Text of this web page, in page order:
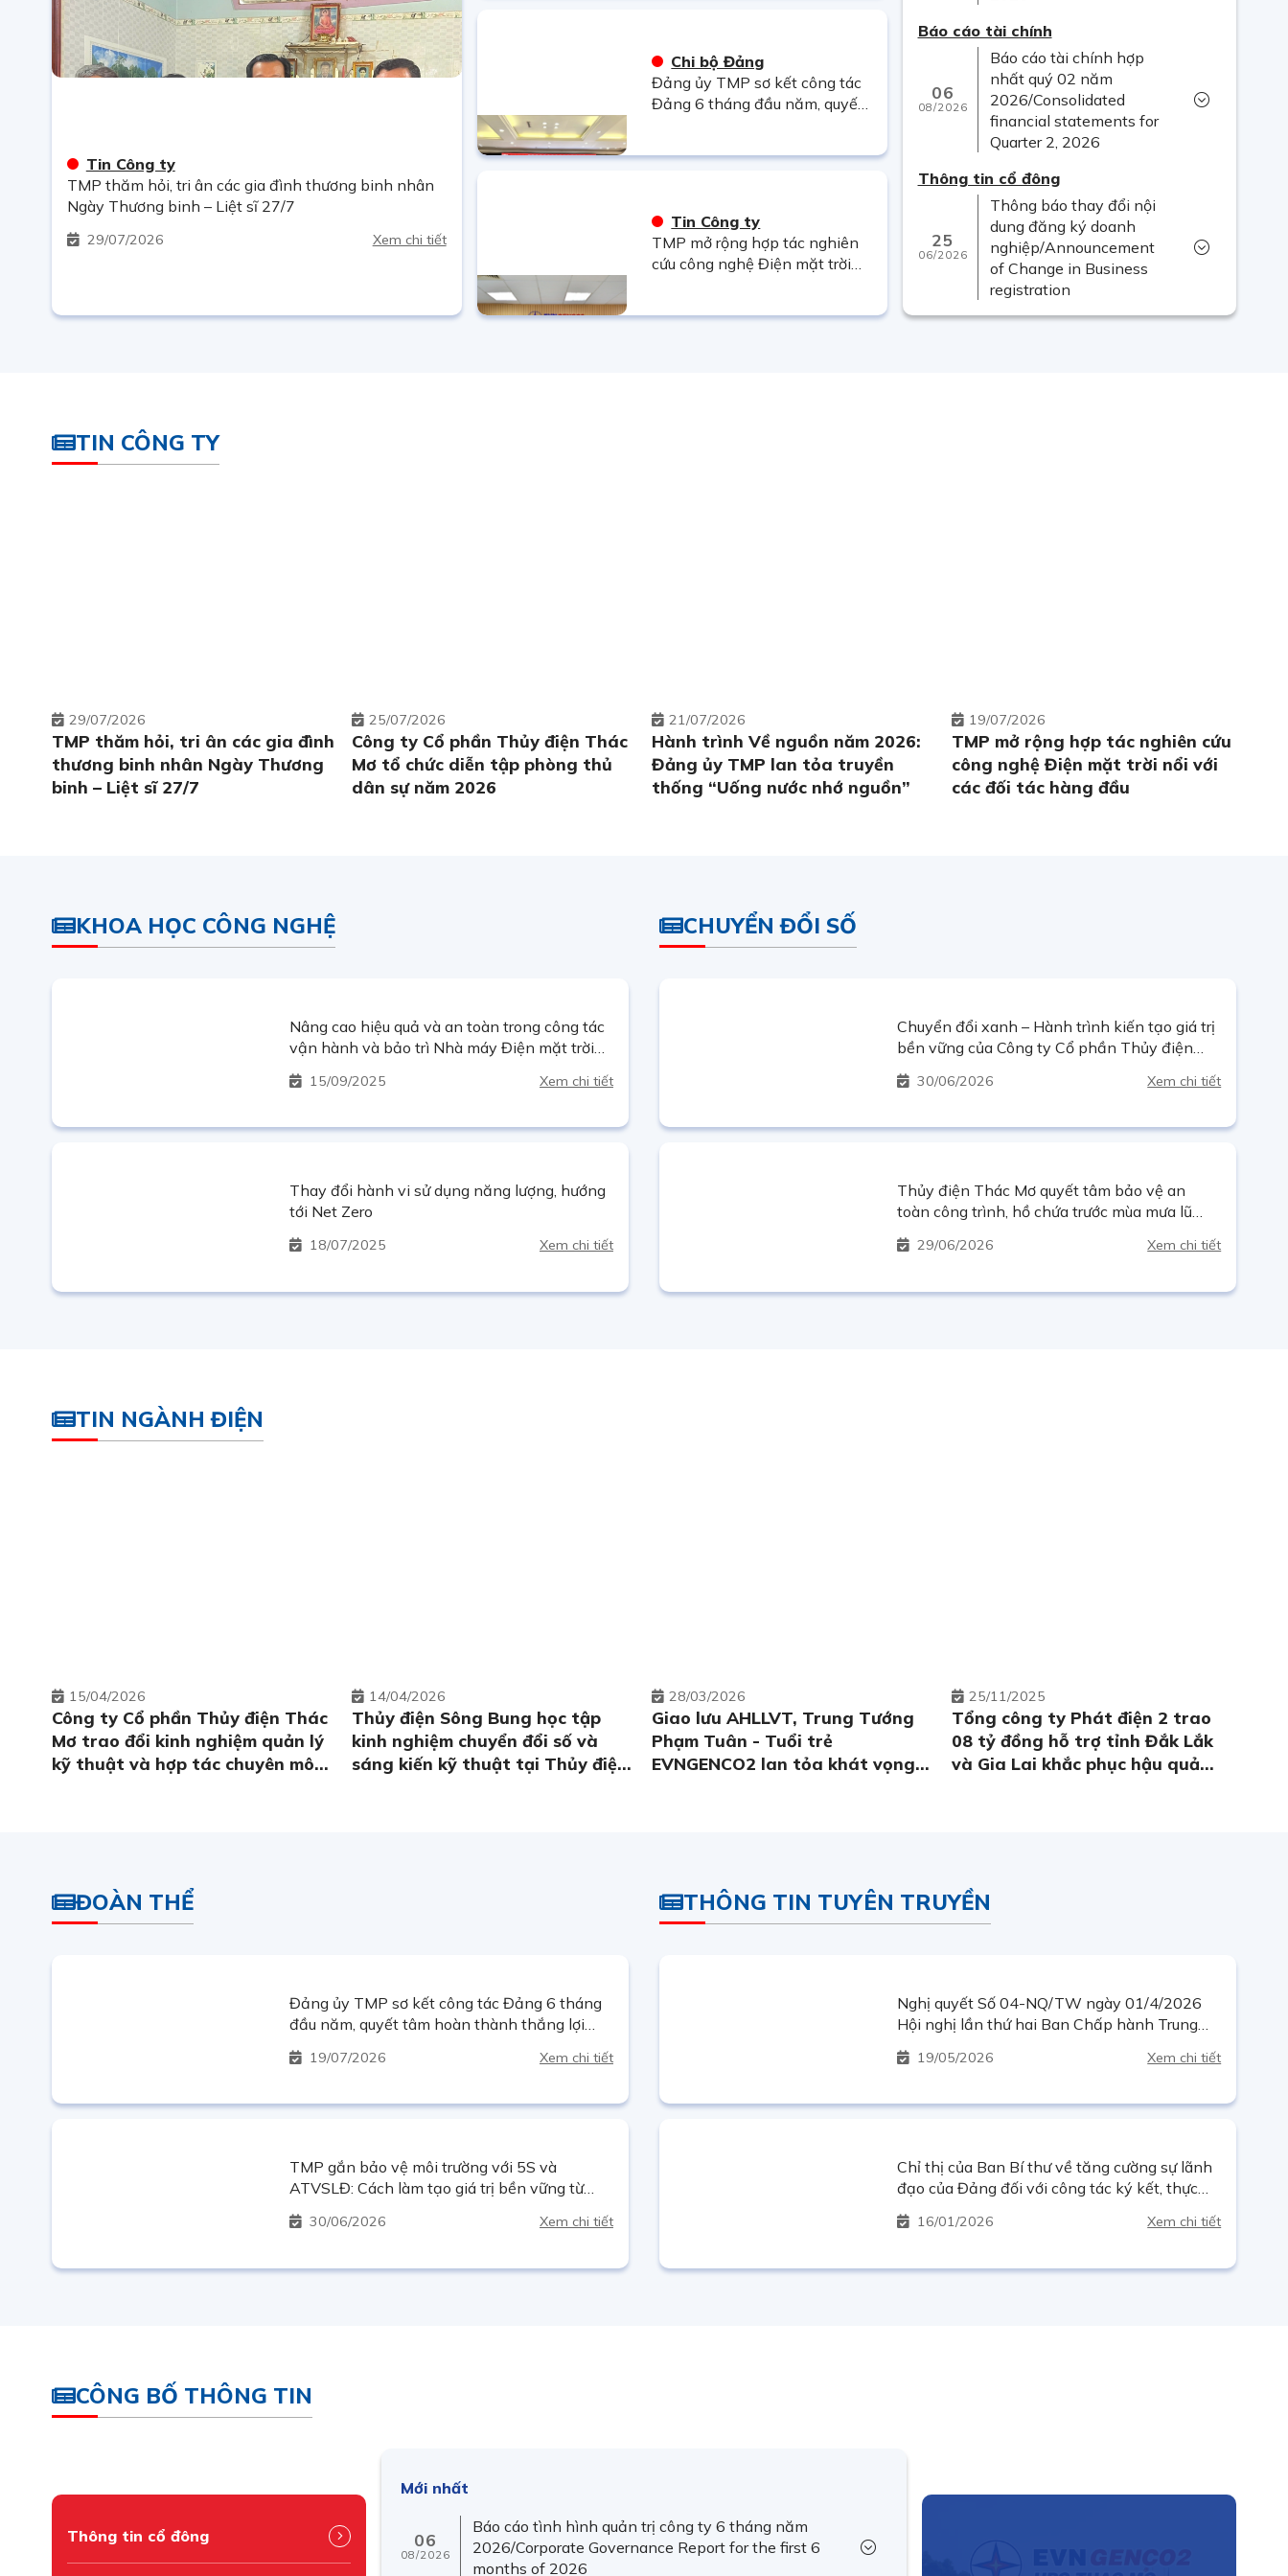
Tin Công ty
TMP thăm hỏi, tri ân các gia đình thương binh nhân
Ngày Thương binh – Liệt sĩ 27/7
29 07/2026 Xem chi tiết
Chi bộ Đảng
Đảng ủy TMP sơ kết công tác
Đảng 6 tháng đầu năm, quyết
Tin Công ty
TMP mở rộng hợp tác nghiên
cứu công nghệ Điện mặt trời
Báo cáo tài chính
06
08/2026
Báo cáo tài chính hợp
nhất quý 02 năm
2026/Consolidated
financial statements for
Quarter 2, 2026
Thông tin cổ đông
25
06/2026
Thông báo thay đổi nội
dung đăng ký doanh
nghiệp/Announcement
of Change in Business
registration
TIN CÔNG TY
TMP thăm hỏi, tri ân các gia đình
thương binh nhân Ngày Thương
binh – Liệt sĩ 27/7
29 07/2026
Công ty Cổ phần Thủy điện Thác
Mơ tổ chức diễn tập phòng thủ
dân sự năm 2026
25 07/2026
Hành trình Về nguồn năm 2026:
Đảng ủy TMP lan tỏa truyền
thống “Uống nước nhớ nguồn”
21 07/2026
TMP mở rộng hợp tác nghiên cứu
công nghệ Điện mặt trời nổi với
các đối tác hàng đầu
19 07/2026
KHOA HỌC CÔNG NGHỆ
Nâng cao hiệu quả và an toàn trong công tác
vận hành và bảo trì Nhà máy Điện mặt trời
15 09/2025 Xem chi tiết
Thay đổi hành vi sử dụng năng lượng, hướng
tới Net Zero
18 07/2025 Xem chi tiết
CHUYỂN ĐỔI SỐ
Chuyển đổi xanh – Hành trình kiến tạo giá trị
bền vững của Công ty Cổ phần Thủy điện
30 06/2026 Xem chi tiết
Thủy điện Thác Mơ quyết tâm bảo vệ an
toàn công trình, hồ chứa trước mùa mưa lũ
năm 2026
29 06/2026 Xem chi tiết
TIN NGÀNH ĐIỆN
Công ty Cổ phần Thủy điện Thác
Mơ trao đổi kinh nghiệm quản lý
kỹ thuật và hợp tác chuyên môn
15 04/2026
Thủy điện Sông Bung học tập
kinh nghiệm chuyển đổi số và
sáng kiến kỹ thuật tại Thủy điện
14 04/2026
Giao lưu AHLLVT, Trung Tướng
Phạm Tuân - Tuổi trẻ
EVNGENCO2 lan tỏa khát vọng
28 03/2026
Tổng công ty Phát điện 2 trao
08 tỷ đồng hỗ trợ tỉnh Đắk Lắk
và Gia Lai khắc phục hậu quả
25 11/2025
ĐOÀN THỂ
Đảng ủy TMP sơ kết công tác Đảng 6 tháng
đầu năm, quyết tâm hoàn thành thắng lợi
19 07/2026 Xem chi tiết
TMP gắn bảo vệ môi trường với 5S và
ATVSLĐ: Cách làm tạo giá trị bền vững từ
hiện trường sản xuất
30 06/2026 Xem chi tiết
THÔNG TIN TUYÊN TRUYỀN
Nghị quyết Số 04-NQ/TW ngày 01/4/2026
Hội nghị lần thứ hai Ban Chấp hành Trung
sự lãnh đạo của Đảng đối với công tác phòng,
giai đoạn mới
19 05/2026 Xem chi tiết
Chỉ thị của Ban Bí thư về tăng cường sự lãnh
đạo của Đảng đối với công tác ký kết, thực
hiện các cam kết quốc tế
16 01/2026 Xem chi tiết
CÔNG BỐ THÔNG TIN
Thông tin cổ đông
Mới nhất
06
08/2026
Báo cáo tình hình quản trị công ty 6 tháng năm
2026/Corporate Governance Report for the first 6
months of 2026